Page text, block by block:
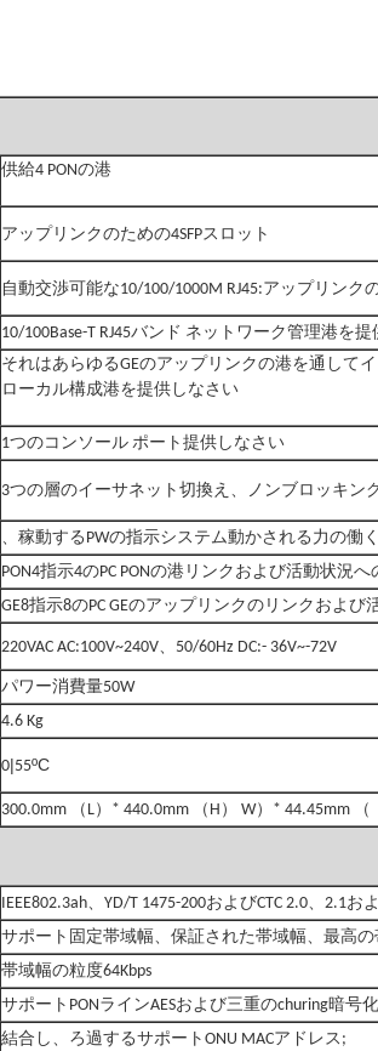
供給4 PONの港
アップリンクのための4SFPスロット
自動交渉可能な10/100/1000M RJ45:アップリンク
10/100Base-T RJ45バンド ネットワーク管理港を
それはあらゆるGEのアップリンクの港を通して
ローカル構成港を提供しなさい
1つのコンソール ポート提供しなさい
3つの層のイーサネット切換え、ノンブロッキン
稼動するPWの指示システム動かされる力の働
PON4指示4のPC PONの港リンクおよび活動状況へ
GE8指示8のPC GEのアップリンクのリンクおよび
220VAC AC:100V~240V、50/60Hz DC:- 36V~-72V
パワー消費量50W
4.6 Kg
0|55ºC
300.0mm （L）* 440.0mm （H） W）* 44.45mm （
IEEE802.3ah、YD/T 1475-200およびCTC 2.0 2.1お
サポート固定帯域幅、保証された帯域幅、最高の
帯域幅の粒度64Kbps
サポートPONラインAESおよび三重のchuring暗号
結合し、ろ過するサポートONU MACアドレス;